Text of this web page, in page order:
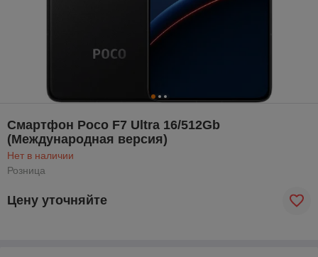
Смартфон Poco F7 Ultra 16/512Gb
(Международная версия)
Нет в наличии
Розница
Цену уточняйте